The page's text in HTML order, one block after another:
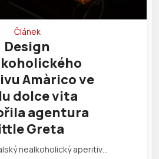
Článek
Design
Amàrico ve
dolce vita
agentura
Greta
nealkoholický aperitiv…